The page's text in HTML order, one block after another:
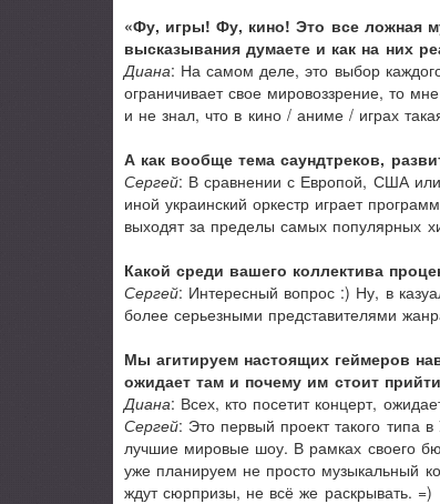
«Фу, игры! Фу, кино! Это все ложная
высказывания думаете и как на них
Диана: На самом деле, это выбор
ограничивает свое мировоззрение, то
и не знал, что в кино / аниме / играх
А как вообще тема саундтреков,
Сергей: В сравнении с Европой, США или
иной украинский оркестр играет
выходят за пределы самых популярных
Какой среди вашего коллектива
Сергей: Интересный вопрос :) Ну, в
более серьезными представителями
Мы агитируем настоящих геймеров
ожидает там и почему им стоит
Диана: Всех, кто посетит концерт,
Сергей: Это первый проект такого типа
лучшие мировые шоу. В рамках своего
уже планируем не просто музыкальный
ждут сюрпризы, не всё же раскрывать. =)